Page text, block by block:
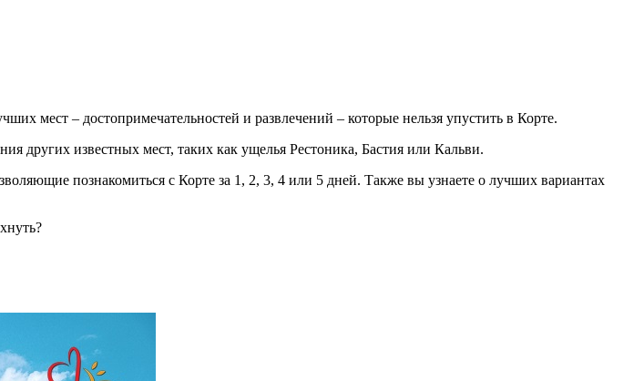
мест – достопримечательностей и развлечений – которые нельзя упустить в Корте.
других известных мест, таких как ущелья Рестоника, Бастия или Кальви.
познакомиться с Корте за 1, 2, 3, 4 или 5 дней. Также вы узнаете о лучших вариантах